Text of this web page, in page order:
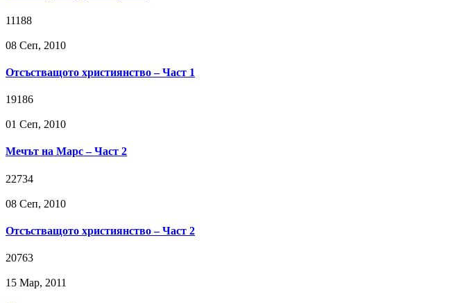
11188
08 Сeп, 2010
Отсъстващото християнство – Част 1
19186
01 Сeп, 2010
Мечът на Марс – Част 2
22734
08 Сeп, 2010
Отсъстващото християнство – Част 2
20763
15 Мар, 2011